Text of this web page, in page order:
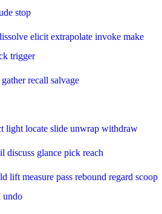
stop
elicit extrapolate invoke make
trigger
gather recall salvage
light locate slide unwrap withdraw
discuss glance pick reach
lift measure pass rebound regard scoop
undo